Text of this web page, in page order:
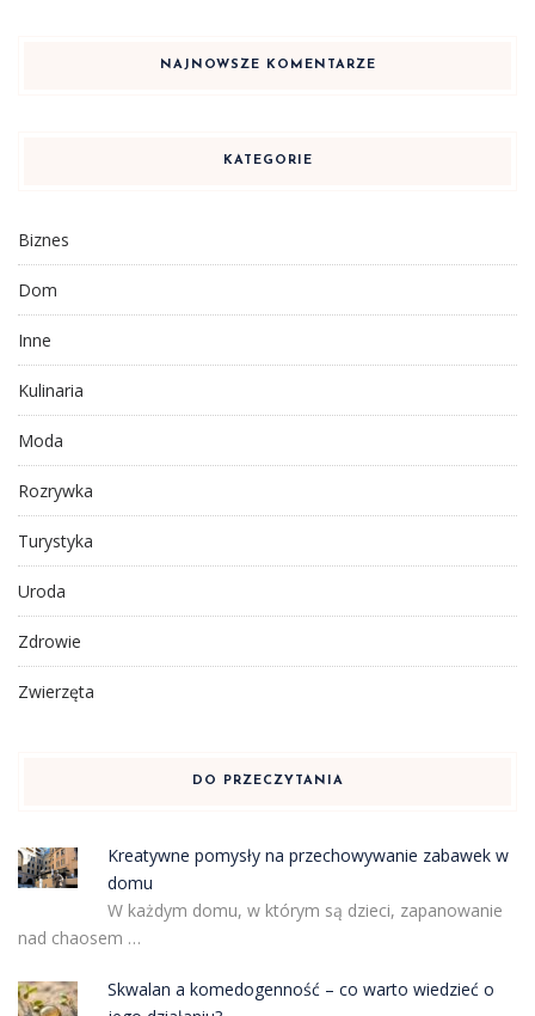
NAJNOWSZE KOMENTARZE
KATEGORIE
Biznes
Dom
Inne
Kulinaria
Moda
Rozrywka
Turystyka
Uroda
Zdrowie
Zwierzęta
DO PRZECZYTANIA
Kreatywne pomysły na przechowywanie zabawek w
domu
W każdym domu, w którym są dzieci, zapanowanie
nad chaosem …
Skwalan a komedogenność – co warto wiedzieć o